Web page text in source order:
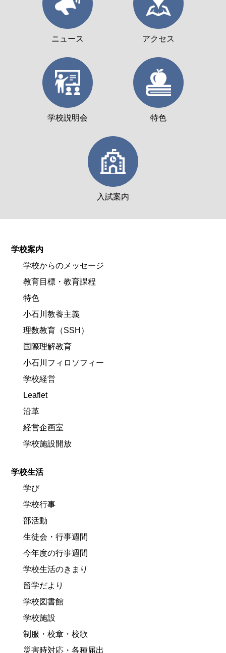
ニュース アクセス
学校説明会 特色
入試案内
学校案内
学校からのメッセージ
教育目標・教育課程
特色
小石川教養主義
理数教育（SSH）
国際理解教育
小石川フィロソフィー
学校経営
Leaflet
沿革
経営企画室
学校施設開放
学校生活
学び
学校行事
部活動
生徒会・行事週間
今年度の行事週間
学校生活のきまり
留学だより
学校図書館
学校施設
制服・校章・校歌
災害時対応・各種届出